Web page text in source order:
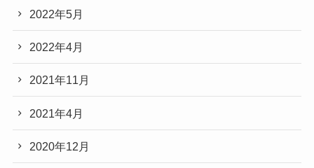
2022年5月
2022年4月
2021年11月
2021年4月
2020年12月